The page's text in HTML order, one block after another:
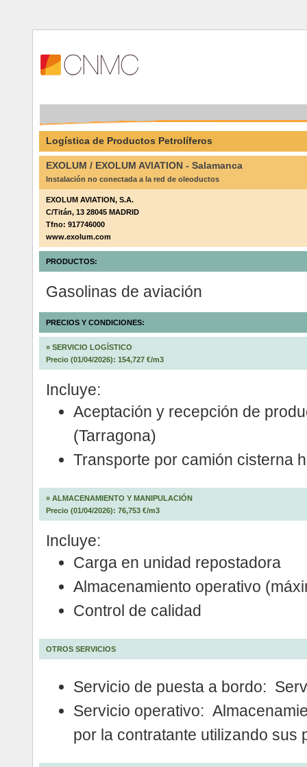
Logística de Productos Petrolíferos
EXOLUM / EXOLUM AVIATION - Salamanca
Instalación no conectada a la red de oleoductos
EXOLUM AVIATION, S.A.
C/Titán, 13 28045 MADRID
Tfno: 917746000
www.exolum.com
PRODUCTOS:
Gasolinas de aviación
PRECIOS Y CONDICIONES:
» SERVICIO LOGÍSTICO
Precio (01/04/2026): 154,727 €/m3
Incluye:
Aceptación y recepción de
(Tarragona)
Transporte por camión cisterna
» ALMACENAMIENTO Y MANIPULACIÓN
Precio (01/04/2026): 76,753 €/m3
Incluye:
Carga en unidad repostadora
Almacenamiento operativo
Control de calidad
OTROS SERVICIOS
Servicio de puesta a bordo:
Servicio operativo:
por la contratante utilizando sus